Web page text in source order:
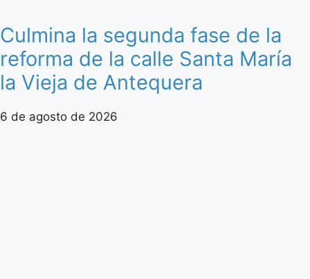
Culmina la segunda fase de la
reforma de la calle Santa María
la Vieja de Antequera
6 de agosto de 2026